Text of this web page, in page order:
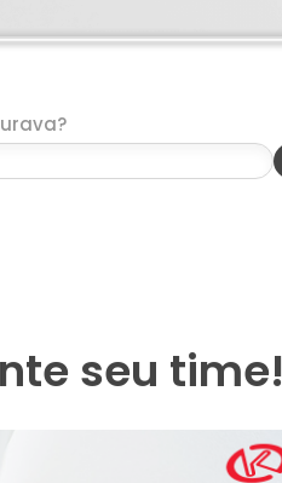
seu